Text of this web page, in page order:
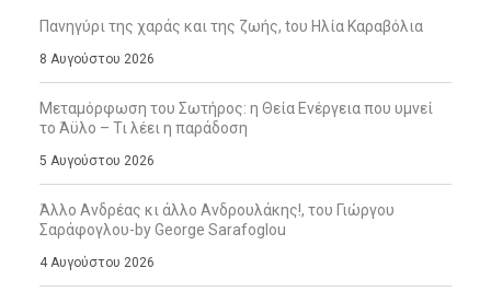
Πανηγύρι της χαράς και της ζωής, tου Ηλία Καραβόλια
8 Αυγούστου 2026
Μεταμόρφωση του Σωτήρος: η Θεία Ενέργεια που υμνεί
το Άϋλο – Τι λέει η παράδοση
5 Αυγούστου 2026
Άλλο Ανδρέας κι άλλο Ανδρουλάκης!, του Γιώργου
Σαράφογλου-by George Sarafoglou
4 Αυγούστου 2026